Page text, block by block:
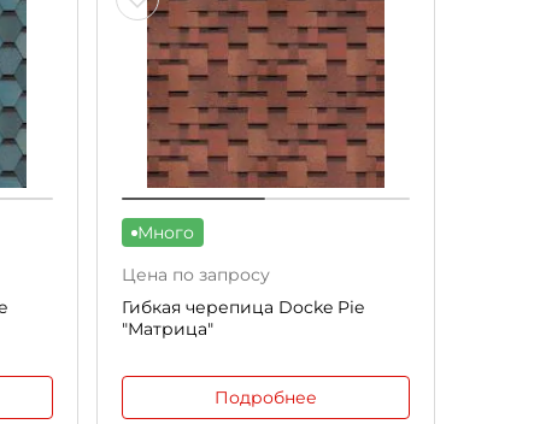
Много
Цена по запросу
Гибкая черепица Docke Pie
"Матрица"
Подробнее